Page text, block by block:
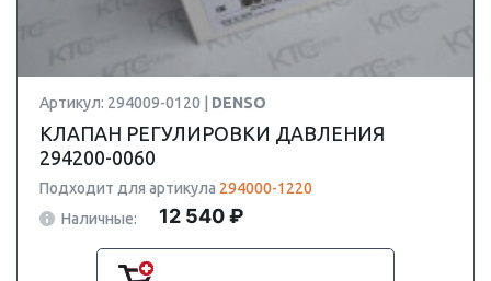
Артикул: 294009-0120 | DENSO
КЛАПАН РЕГУЛИРОВКИ ДАВЛЕНИЯ
294200-0060
Подходит для артикула 294000-1220
Наличные:
12 540 ₽